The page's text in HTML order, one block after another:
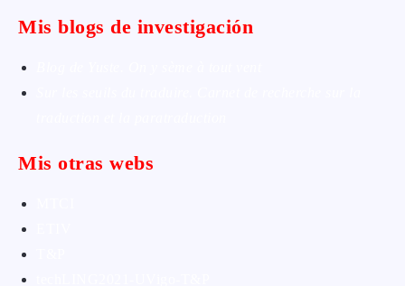
Mis blogs de investigación
Mis otras webs